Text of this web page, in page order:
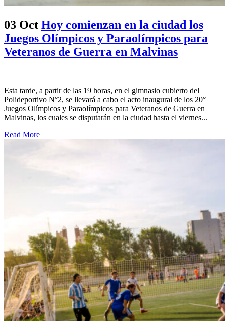
03 Oct Hoy comienzan en la ciudad los
Juegos Olímpicos y Paraolímpicos para
Veteranos de Guerra en Malvinas
Esta tarde, a partir de las 19 horas, en el gimnasio cubierto del
Polideportivo N°2, se llevará a cabo el acto inaugural de los 20°
Juegos Olímpicos y Paraolímpicos para Veteranos de Guerra en
Malvinas, los cuales se disputarán en la ciudad hasta el viernes...
Read More